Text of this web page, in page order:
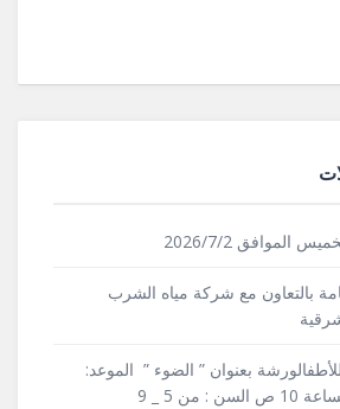
الموافق 2026/7/2
بالتعاون مع شركة مياه الشرب
بعنوان ” الضوء ” الموعد:
الأربعاء 2026/7/1 الساعة 10 ص السن : من 5 _ 9